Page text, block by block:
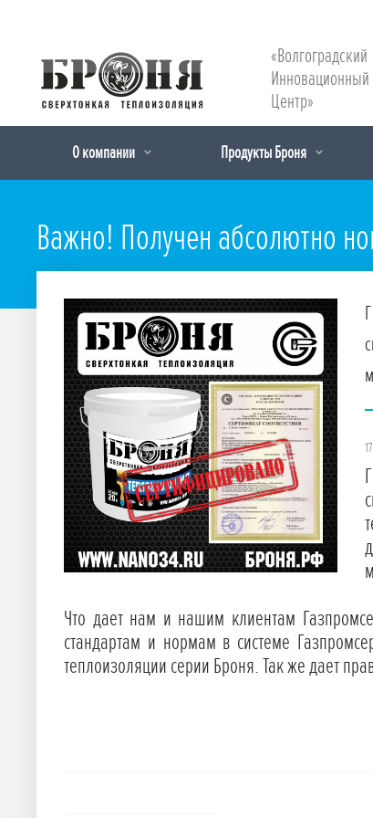
«Волгоградский
Центр»
О компании Продукты Броня
Важно! Получен абсолютно
Что дает нам и нашим клиентам
стандартам и нормам в системе
теплоизоляции серии Броня. Так же дает